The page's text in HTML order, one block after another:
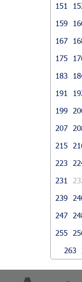
151
159
167
175
183
191
199
207
215
223
231
239
247
255
263